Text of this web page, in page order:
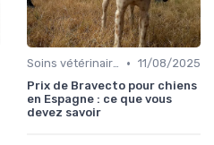
Soins vétérinaires pour chiens de chasse • 11/08/2025
Prix de Bravecto pour chiens
en Espagne : ce que vous
devez savoir